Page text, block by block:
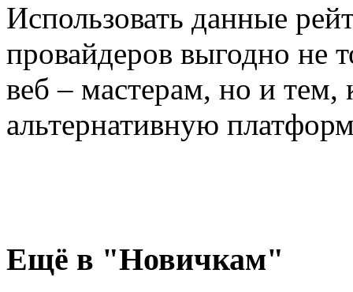
Использовать данные
провайдеров выгодно не
веб – мастерам, но и тем,
альтернативную
Ещё в "Новичкам"